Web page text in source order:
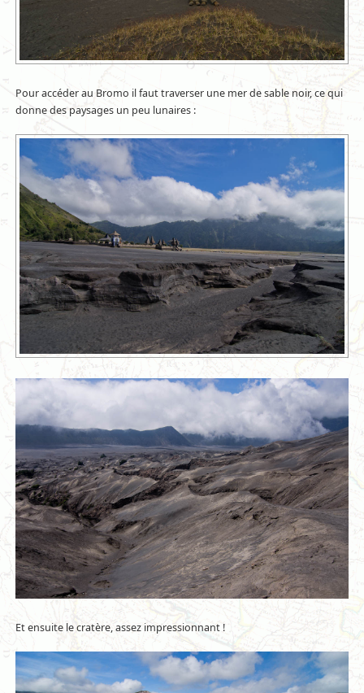
Pour accéder au Bromo il faut traverser une mer de sable noir, ce qui
donne des paysages un peu lunaires :
Et ensuite le cratère, assez impressionnant !